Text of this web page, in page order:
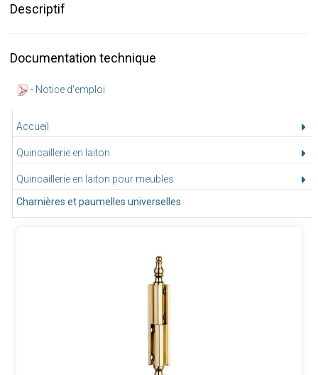
Accueil
Quincaillerie en laiton
Quincaillerie en laiton pour meubles
Charnières et paumelles universelles
Descriptif
Documentation technique
- Notice d'emploi